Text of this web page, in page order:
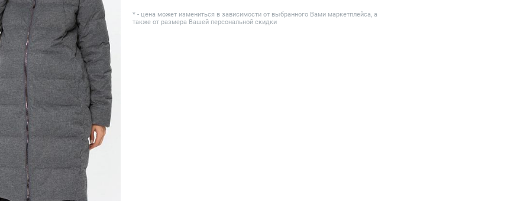
* - цена может измениться в зависимости от выбранного Вами маркетплейса, а
также от размера Вашей персональной скидки